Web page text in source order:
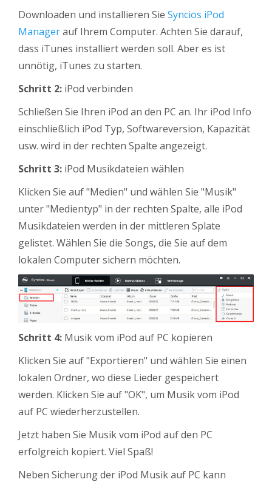
Downloaden und installieren Sie Syncios iPod
Managerauf Ihrem Computer. Achten Sie darauf,
dass iTunes installiert werden soll. Aber es ist
unnötig, iTunes zu starten.
Schritt 2: iPod verbinden
Schließen Sie Ihren iPod an den PC an. Ihr iPod Info
einschließlich iPod Typ, Softwareversion, Kapazität
usw. wird in der rechten Spalte angezeigt.
Schritt 3: iPod Musikdateien wählen
Klicken Sie auf "Medien" und wählen Sie "Musik"
unter "Medientyp" in der rechten Spalte, alle iPod
Musikdateien werden in der mittleren Splate
gelistet. Wählen Sie die Songs, die Sie auf dem
lokalen Computer sichern möchten.
Schritt 4: Musik vom iPod auf PC kopieren
Klicken Sie auf "Exportieren" und wählen Sie einen
lokalen Ordner, wo diese Lieder gespeichert
werden. Klicken Sie auf "OK", um Musik vom iPod
auf PC wiederherzustellen.
Jetzt haben Sie Musik vom iPod auf den PC
erfolgreich kopiert. Viel Spaß!
Neben Sicherung der iPod Musik auf PC kann